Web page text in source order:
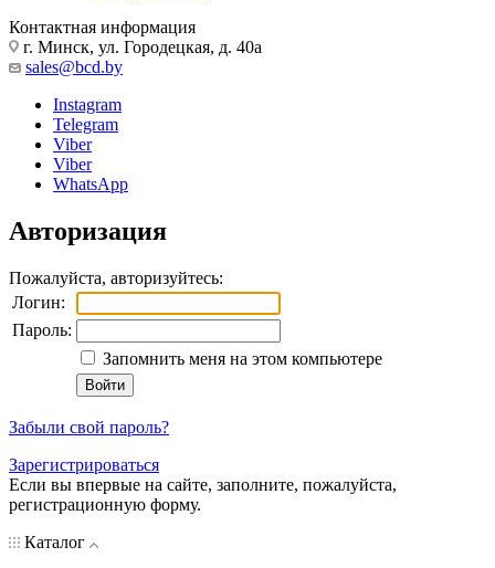
Контактная информация
г. Минск, ул. Городецкая, д. 40а
sales@bcd.by
Instagram
Telegram
Viber
Viber
WhatsApp
Авторизация
Пожалуйста, авторизуйтесь:
Логин:
Пароль:
Запомнить меня на этом компьютере
Забыли свой пароль?
Зарегистрироваться
Если вы впервые на сайте, заполните, пожалуйста,
регистрационную форму.
Каталог